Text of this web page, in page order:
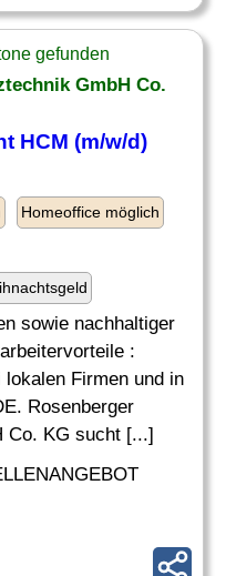
gefunden
GmbH Co.
HCM (m/w/d)
Homeoffice möglich
sowie nachhaltiger
:
lokalen Firmen und in
Rosenberger
Co. KG sucht [...]